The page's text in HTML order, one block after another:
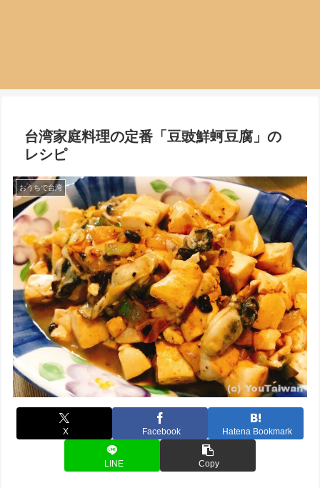
台湾家庭料理の定番「豆豉鮮蚵豆腐」の
レシピ
おうちで台湾
X Facebook Hatena Bookmark
LINE Copy